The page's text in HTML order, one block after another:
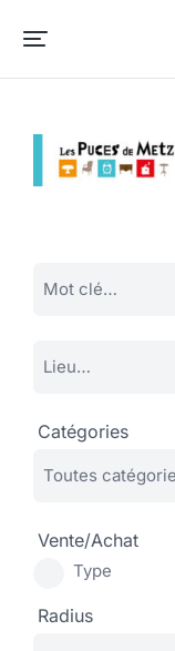
Catégories
Vente/Achat
Type
Radius